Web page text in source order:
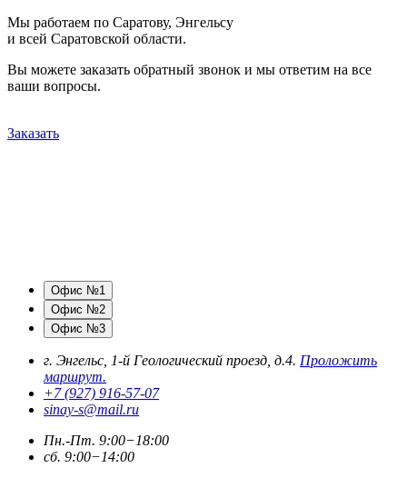
Мы работаем по Саратову, Энгельсу
и всей Саратовской области.
Вы можете заказать обратный звонок и мы ответим на все
ваши вопросы.
Заказать
Офис №1
Офис №2
Офис №3
г. Энгельс, 1-й Геологический проезд, д.4. Проложить
маршрут.
+7 (927) 916-57-07
sinay-s@mail.ru
Пн.-Пт. 9:00−18:00
сб. 9:00−14:00